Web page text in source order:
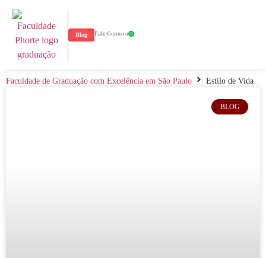
Blog Fale Conosco
Faculdade de Graduação com Excelência em São Paulo Estilo de Vida
BLOG